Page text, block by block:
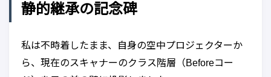
静的継承の記念碑
私は不時着したまま、自身の空中プロジェクターか
ら、現在のスキャナーのクラス階層（Beforeコー